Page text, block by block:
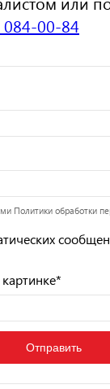
084-00-84
Политики обработки
*